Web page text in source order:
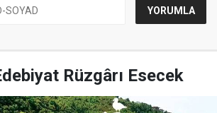
Rüzgârı Esecek